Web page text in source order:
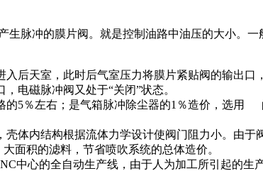
脉冲的膜片阀。就是控制油路中油压的大小。
天室，此时后气室压力将膜片紧贴阀的输出口
电磁脉冲阀又处于“关闭”状态。
5％左右；是气箱脉冲除尘器的1％造价，选用
内结构根据流体力学设计使阀门阻力小。由于
面积的滤料，节省喷吹系统的总体造价。
心的全自动生产线，由于人为加工所引起的生